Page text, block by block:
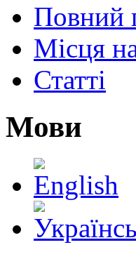
Повний
Місця
Статті
Мови